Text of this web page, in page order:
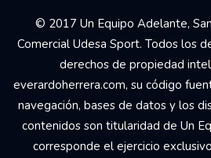
© 2017 Un Equipo Adelante,
Comercial Udesa Sport. Todos los
derechos de propiedad
everardoherrera.com, su código
navegación, bases de datos y los
contenidos son titularidad de Un
corresponde el ejercicio